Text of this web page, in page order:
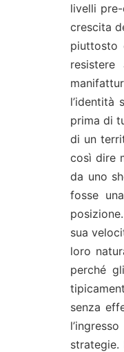
livelli
crescita
piuttosto
l’identità
prima di
di un
così dire
da uno
fosse
sua
loro
perché
senza
strategie.